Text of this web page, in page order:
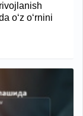
o‘z o‘rnini